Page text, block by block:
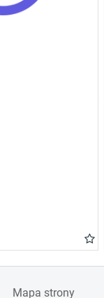
Mapa strony